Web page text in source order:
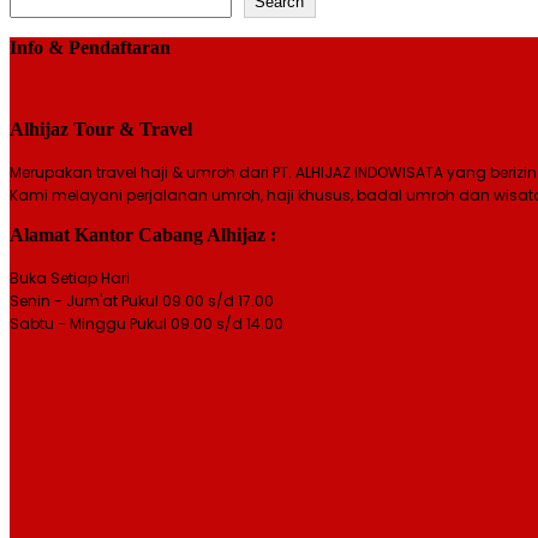
Info & Pendaftaran
Alhijaz Tour & Travel
Merupakan travel haji & umroh dari PT. ALHIJAZ INDOWISATA yang
Kami melayani perjalanan umroh, haji khusus, badal umroh dan
Alamat Kantor Cabang Alhijaz :
Buka Setiap Hari
Senin - Jum'at Pukul 09.00 s/d 17.00
Sabtu - Minggu Pukul 09.00 s/d 14.00